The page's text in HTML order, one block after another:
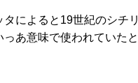
によると19世紀のシチ
あ意味で使われていたと